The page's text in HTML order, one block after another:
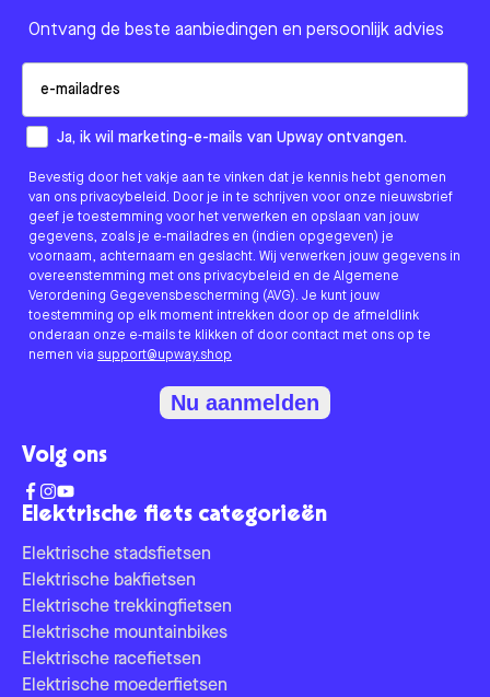
Elektrische fiets categorieën
Elektrische stadsfietsen
Elektrische bakfietsen
Elektrische trekkingfietsen
Elektrische mountainbikes
Elektrische racefietsen
Elektrische moederfietsen
Ontvang de beste aanbiedingen en persoonlijk advies
How would you like to hear from us?
Ja, ik wil marketing-e-mails van Upway ontvangen.
Bevestig door het vakje aan te vinken dat je kennis hebt genomen
van ons privacybeleid. Door je in te schrijven voor onze nieuwsbrief
geef je toestemming voor het verwerken en opslaan van jouw
gegevens, zoals je e-mailadres en (indien opgegeven) je
voornaam, achternaam en geslacht. Wij verwerken jouw gegevens in
overeenstemming met ons privacybeleid en de Algemene
Verordening Gegevensbescherming (AVG). Je kunt jouw
toestemming op elk moment intrekken door op de afmeldlink
onderaan onze e-mails te klikken of door contact met ons op te
nemen via support@upway.shop
Nu aanmelden
Volg ons